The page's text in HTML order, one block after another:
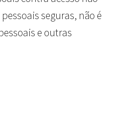
seguras, não é
e outras